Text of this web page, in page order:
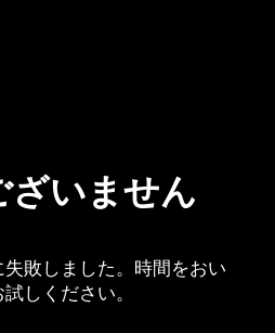
ざいません
敗しました。時間をおい
しください。